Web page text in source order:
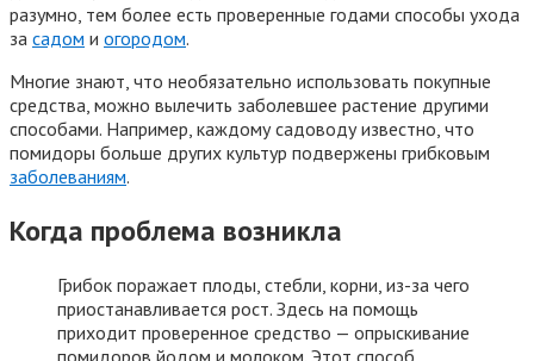
разумно, тем более есть проверенные годами способы ухода
за садом и огородом.
Многие знают, что необязательно использовать покупные
средства, можно вылечить заболевшее растение другими
способами. Например, каждому садоводу известно, что
помидоры больше других культур подвержены грибковым
заболеваниям.
Когда проблема возникла
Грибок поражает плоды, стебли, корни, из-за чего
приостанавливается рост. Здесь на помощь
приходит проверенное средство — опрыскивание
помидоров йодом и молоком. Этот способ